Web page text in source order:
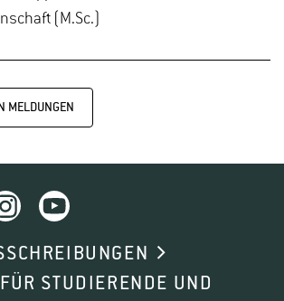
(M.Sc.)
MELDUNGEN
STUDIERENDE UND